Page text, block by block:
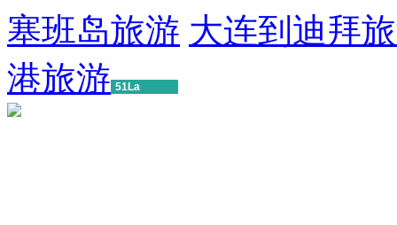
塞班岛旅游 大连到迪拜
港旅游 51La